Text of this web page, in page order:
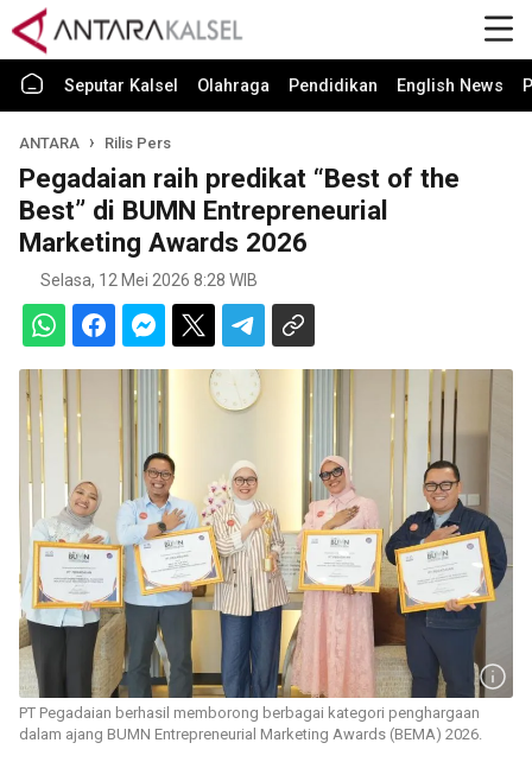
Seputar Kalsel Olahraga Pendidikan English News
ANTARA Rilis Pers
Pegadaian raih predikat “Best of the
Best” di BUMN Entrepreneurial
Marketing Awards 2026
Selasa, 12 Mei 2026 8:28 WIB
PT Pegadaian berhasil memborong berbagai kategori penghargaan
dalam ajang BUMN Entrepreneurial Marketing Awards (BEMA) 2026.